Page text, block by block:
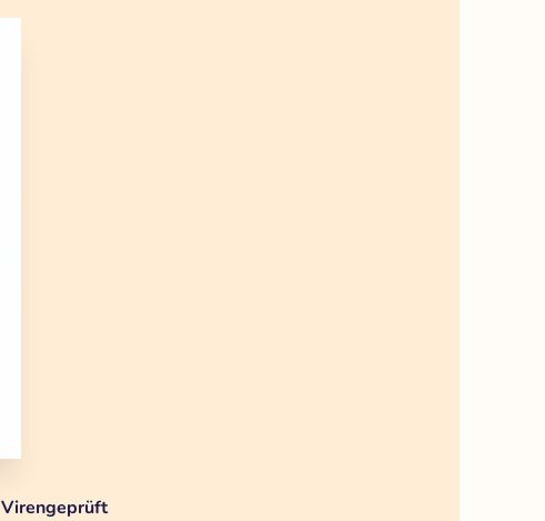
Virengeprüft